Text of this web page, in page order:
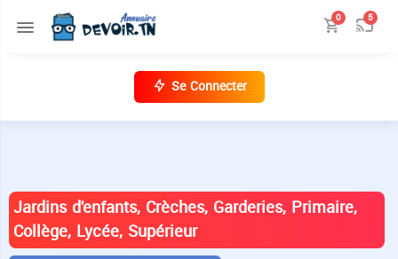
0 5
Se Connecter
Jardins d'enfants, Crèches, Garderies, Primaire,
Collège, Lycée, Supérieur